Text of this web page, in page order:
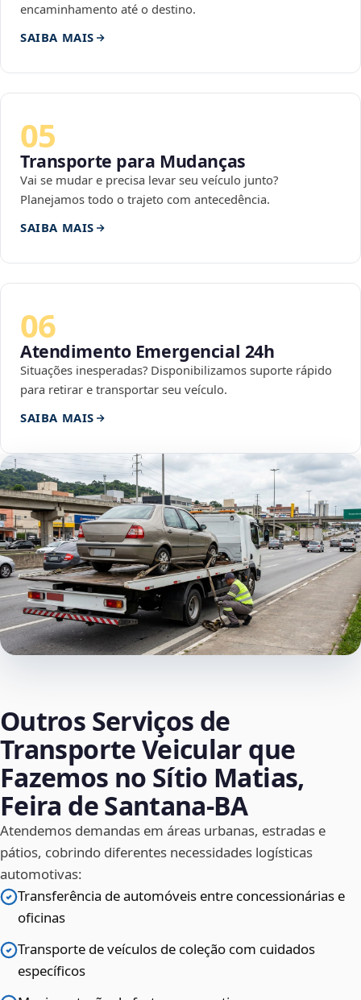
encaminhamento até o destino.
SAIBA MAIS
05
Transporte para Mudanças
Vai se mudar e precisa levar seu veículo junto?
Planejamos todo o trajeto com antecedência.
SAIBA MAIS
06
Atendimento Emergencial 24h
Situações inesperadas? Disponibilizamos suporte rápido
para retirar e transportar seu veículo.
SAIBA MAIS
Outros Serviços de
Transporte Veicular que
Fazemos no Sítio Matias,
Feira de Santana‑BA
Atendemos demandas em áreas urbanas, estradas e
pátios, cobrindo diferentes necessidades logísticas
automotivas:
Transferência de automóveis entre concessionárias e
oficinas
Transporte de veículos de coleção com cuidados
específicos